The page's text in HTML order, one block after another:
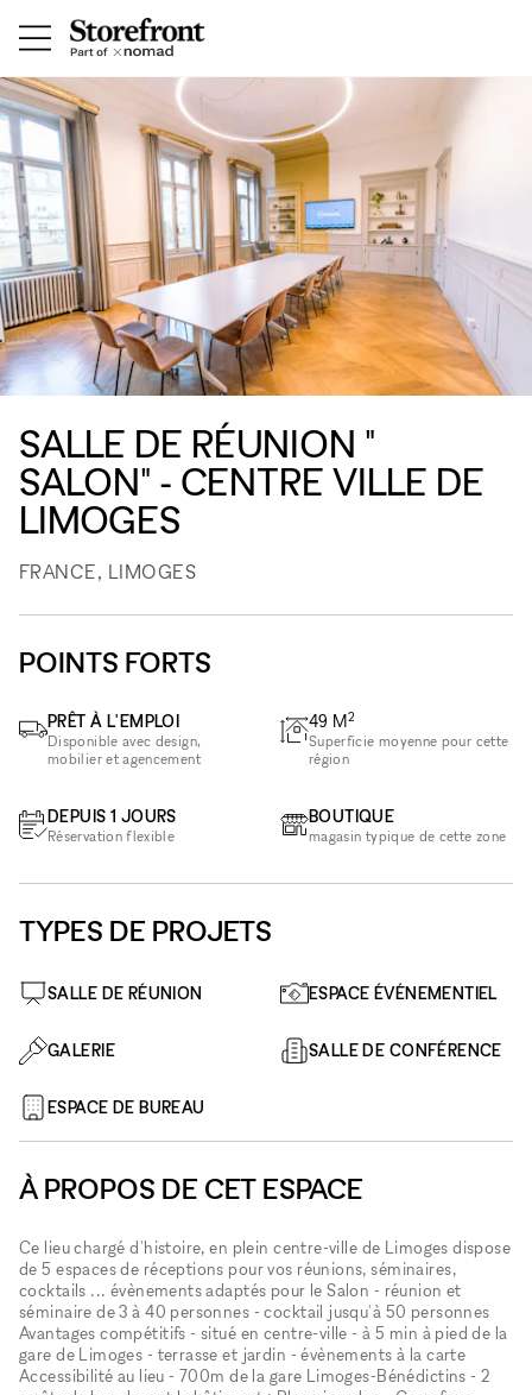
SALLE DE RÉUNION "
SALON" - CENTRE VILLE DE
LIMOGES
FRANCE, LIMOGES
POINTS FORTS
PRÊT À L'EMPLOI
Disponible avec design,
mobilier et agencement
DEPUIS 1 JOURS
Réservation flexible
49 M2
Superficie moyenne pour cette
région
BOUTIQUE
magasin typique de cette zone
TYPES DE PROJETS
SALLE DE RÉUNION ESPACE ÉVÉNEMENTIEL
GALERIE SALLE DE CONFÉRENCE
ESPACE DE BUREAU
À PROPOS DE CET ESPACE
Ce lieu chargé d'histoire, en plein centre-ville de Limoges dispose
de 5 espaces de réceptions pour vos réunions, séminaires,
cocktails ... évènements adaptés pour le Salon - réunion et
séminaire de 3 à 40 personnes - cocktail jusqu'à 50 personnes
Avantages compétitifs - situé en centre-ville - à 5 min à pied de la
gare de Limoges - terrasse et jardin - évènements à la carte
Accessibilité au lieu - 700m de la gare Limoges-Bénédictins - 2